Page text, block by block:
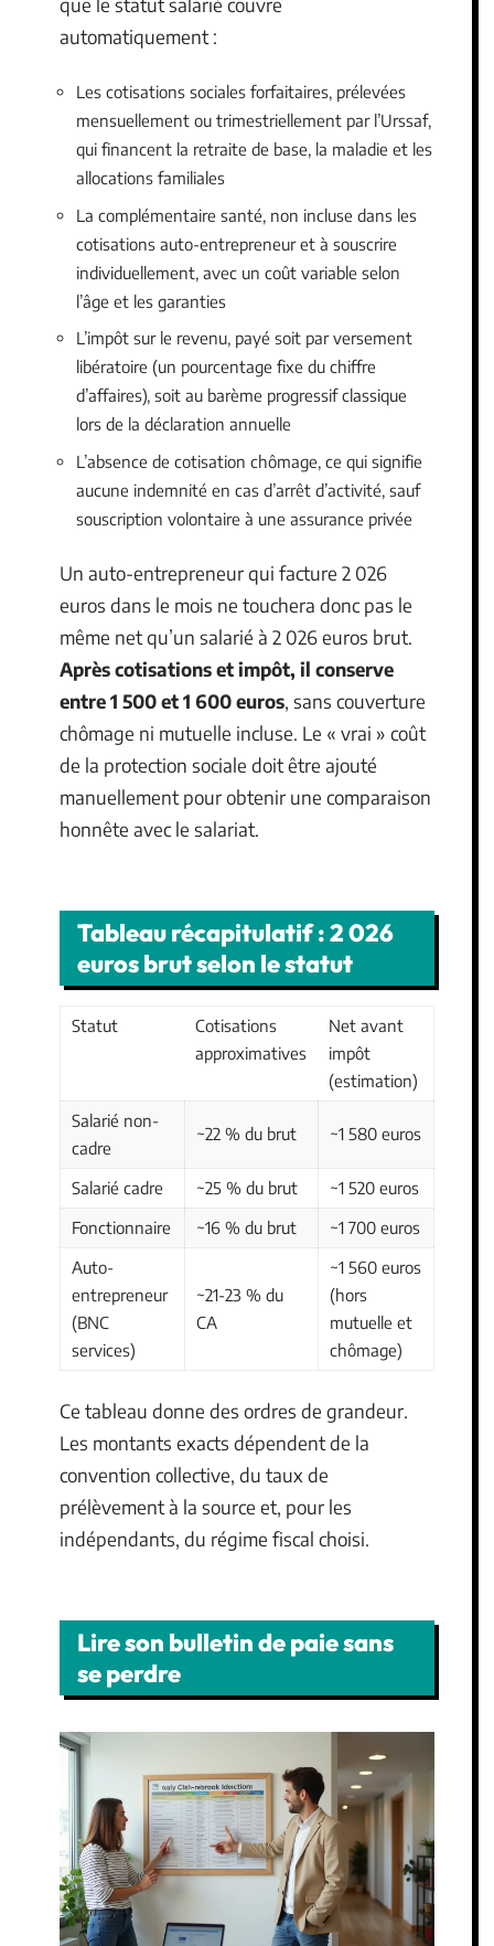
automatiquement :
Les cotisations sociales forfaitaires, prélevées
mensuellement ou trimestriellement par l’Urssaf,
qui financent la retraite de base, la maladie et les
allocations familiales
La complémentaire santé, non incluse dans les
cotisations auto-entrepreneur et à souscrire
individuellement, avec un coût variable selon
l’âge et les garanties
L’impôt sur le revenu, payé soit par versement
libératoire (un pourcentage fixe du chiffre
d’affaires), soit au barème progressif classique
lors de la déclaration annuelle
L’absence de cotisation chômage, ce qui signifie
aucune indemnité en cas d’arrêt d’activité, sauf
souscription volontaire à une assurance privée
Un auto-entrepreneur qui facture 2 026
euros dans le mois ne touchera donc pas le
même net qu’un salarié à 2 026 euros brut.
Après cotisations et impôt, il conserve
entre 1 500 et 1 600 euros, sans couverture
chômage ni mutuelle incluse. Le « vrai » coût
de la protection sociale doit être ajouté
manuellement pour obtenir une comparaison
honnête avec le salariat.
Tableau récapitulatif : 2 026
euros brut selon le statut
Statut
Cotisations
approximatives
Net avant
impôt
(estimation)
Salarié non-
cadre
~22 % du brut ~1 580 euros
Salarié cadre ~25 % du brut
~1 520 euros
Fonctionnaire
~16 % du brut
~1 700 euros
Auto-
entrepreneur
(BNC
services)
~21-23 % du
CA
~1 560 euros
(hors
mutuelle et
chômage)
Ce tableau donne des ordres de grandeur.
Les montants exacts dépendent de la
convention collective, du taux de
prélèvement à la source et, pour les
indépendants, du régime fiscal choisi.
Lire son bulletin de paie sans
se perdre